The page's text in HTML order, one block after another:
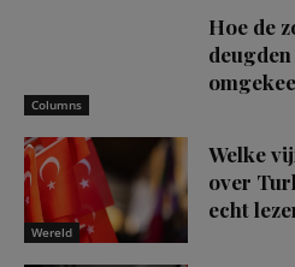
Columns
Hoe de
Wereld
Welke
over
echt